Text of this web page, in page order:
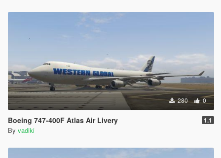
280 0
Boeing 747-400F Atlas Air Livery 1.1
By vadiki